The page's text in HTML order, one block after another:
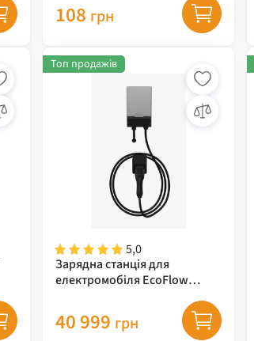
108 грн
5,0
Зарядна станція для
електромобіля EcoFlow
Топ продажів
40 999 грн